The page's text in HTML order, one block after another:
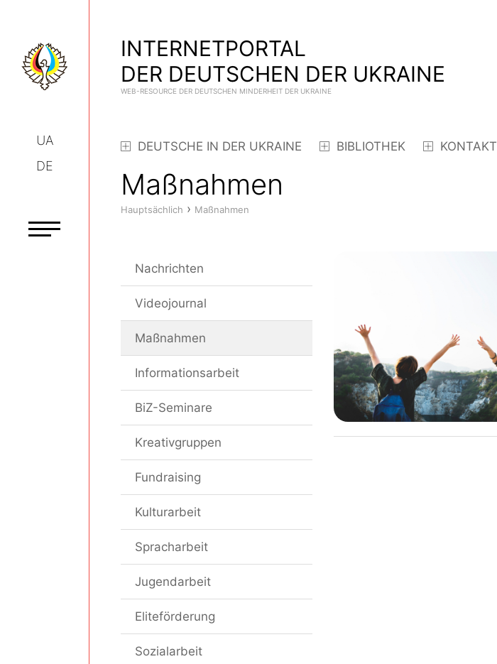
UA
DE
INTERNETPORTAL
DER DEUTSCHEN DER UKRAINE
WEB-RESOURCE DER DEUTSCHEN MINDERHEIT DER UKRAINE
DEUTSCHE IN DER UKRAINE BIBLIOTHEK KONTAKT
Maßnahmen
Hauptsächlich › Maßnahmen
Nachrichten
Videojournal
Maßnahmen
Informationsarbeit
BiZ-Seminare
Kreativgruppen
Fundraising
Kulturarbeit
Spracharbeit
Jugendarbeit
Eliteförderung
Sozialarbeit